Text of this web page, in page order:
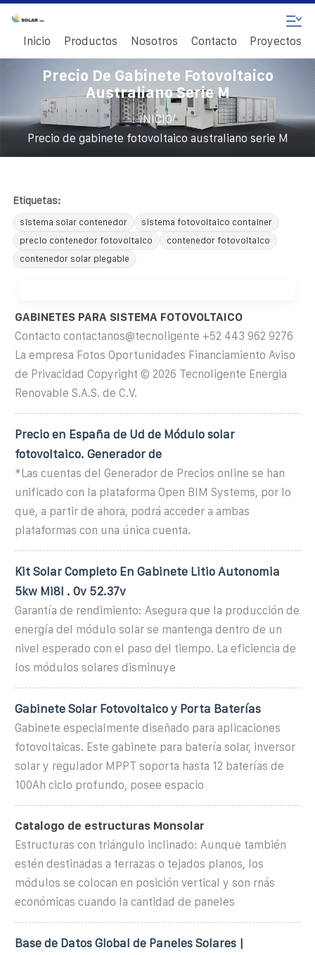
Inicio Productos Nosotros Contacto Proyectos
Precio De Gabinete Fotovoltaico
Australiano Serie M
INICIO/
Precio de gabinete fotovoltaico australiano serie M
Etiquetas:
sistema solar contenedor
sistema fotovoltaico container
precio contenedor fotovoltaico
contenedor fotovoltaico
contenedor solar plegable
GABINETES PARA SISTEMA FOTOVOLTAICO
Contacto contactanos@tecnoligente +52 443 962 9276
La empresa Fotos Oportunidades Financiamiento Aviso
de Privacidad Copyright © 2026 Tecnoligente Energia
Renovable S.A.S. de C.V.
Precio en España de Ud de Módulo solar
fotovoltaico. Generador de
*Las cuentas del Generador de Precios online se han
unificado con la plataforma Open BIM Systems, por lo
que, a partir de ahora, podrá acceder a ambas
plataformas con una única cuenta.
Kit Solar Completo En Gabinete Litio Autonomia
5kw Mi8l . 0v 52.37v
Garantía de rendimiento: Asegura que la producción de
energía del módulo solar se mantenga dentro de un
nivel esperado con el paso del tiempo. La eficiencia de
los módulos solares disminuye
Gabinete Solar Fotovoltaico y Porta Baterías
Gabinete especialmente diseñado para aplicaciones
fotovoltaicas. Este gabinete para batería solar, inversor
solar y regulador MPPT soporta hasta 12 baterías de
100Ah ciclo profundo, posee espacio
Catalogo de estructuras Monsolar
Estructuras con triángulo inclinado: Aunque también
estén destinadas a terrazas o tejados planos, los
módulos se colocan en posición vertical y son rnás
económicas cuando la cantidad de paneles
Base de Datos Global de Paneles Solares |